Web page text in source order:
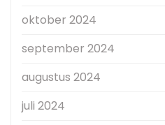
oktober 2024
september 2024
augustus 2024
juli 2024